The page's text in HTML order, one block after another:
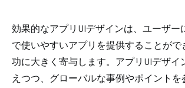
効果的なアプリUIデザインは、ユーザー
で使いやすいアプリを提供することがで
功に大きく寄与します。アプリUIデザイ
えつつ、グローバルな事例やポイント